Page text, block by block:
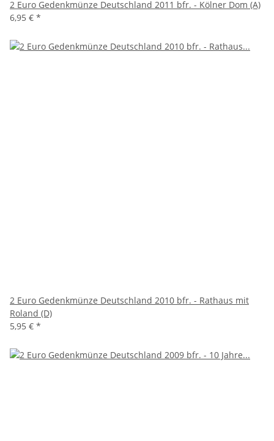
2 Euro Gedenkmünze Deutschland 2011 bfr. - Kölner Dom (A)
6,95 € *
2 Euro Gedenkmünze Deutschland 2010 bfr. - Rathaus mit
Roland (D)
5,95 € *